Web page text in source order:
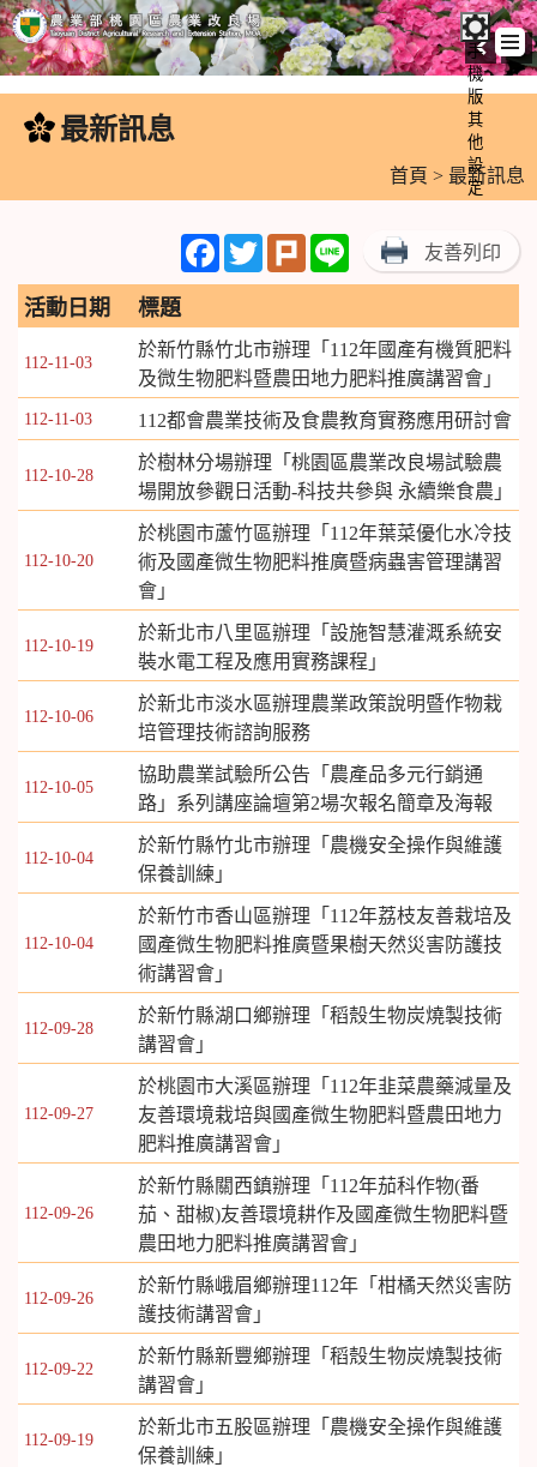
跳
內
手
機
版
其
他
設
定
最新訊息
首頁 > 最新訊息
FacebookTwitterPlurk Line 友善列印
活動日期 標題
112-11-03
於新竹縣竹北市辦理「112年國產有機質肥料
及微生物肥料暨農田地力肥料推廣講習會」
112-11-03 112都會農業技術及食農教育實務應用研討會
112-10-28
於樹林分場辦理「桃園區農業改良場試驗農
場開放參觀日活動-科技共參與 永續樂食農」
112-10-20
於桃園市蘆竹區辦理「112年葉菜優化水冷技
術及國產微生物肥料推廣暨病蟲害管理講習
會」
112-10-19
於新北市八里區辦理「設施智慧灌溉系統安
裝水電工程及應用實務課程」
112-10-06
於新北市淡水區辦理農業政策說明暨作物栽
培管理技術諮詢服務
112-10-05
協助農業試驗所公告「農產品多元行銷通
路」系列講座論壇第2場次報名簡章及海報
112-10-04
於新竹縣竹北市辦理「農機安全操作與維護
保養訓練」
112-10-04
於新竹市香山區辦理「112年荔枝友善栽培及
國產微生物肥料推廣暨果樹天然災害防護技
術講習會」
112-09-28
於新竹縣湖口鄉辦理「稻殼生物炭燒製技術
講習會」
112-09-27
於桃園市大溪區辦理「112年韭菜農藥減量及
友善環境栽培與國產微生物肥料暨農田地力
肥料推廣講習會」
112-09-26
於新竹縣關西鎮辦理「112年茄科作物(番
茄、甜椒)友善環境耕作及國產微生物肥料暨
農田地力肥料推廣講習會」
112-09-26
於新竹縣峨眉鄉辦理112年「柑橘天然災害防
護技術講習會」
112-09-22
於新竹縣新豐鄉辦理「稻殼生物炭燒製技術
講習會」
112-09-19
於新北市五股區辦理「農機安全操作與維護
保養訓練」